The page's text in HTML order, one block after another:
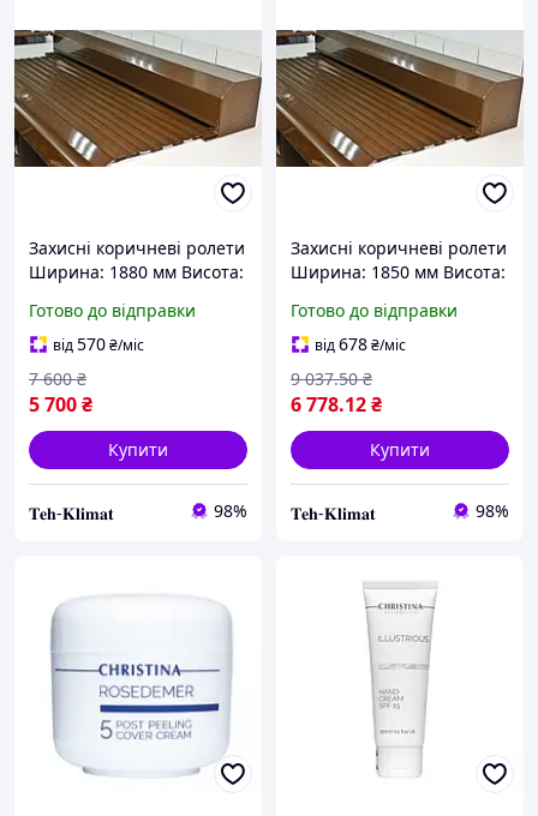
Захисні коричневі ролети
Ширина: 1880 мм Висота:
УКРАЇНЕ БЕЗПЛАТНО!
Готово до відправки
від570₴/міс
5 700₴
7 600 ₴
Купити
𝐓𝐞𝐡-𝐊𝐥𝐢𝐦𝐚𝐭 98%
Захисні коричневі ролети
Ширина: 1850 мм Висота:
УКРАЇНЕ БЕЗПЛАТНО!
Готово до відправки
від678₴/міс
6 778.12₴
9 037.50 ₴
Купити
𝐓𝐞𝐡-𝐊𝐥𝐢𝐦𝐚𝐭 98%